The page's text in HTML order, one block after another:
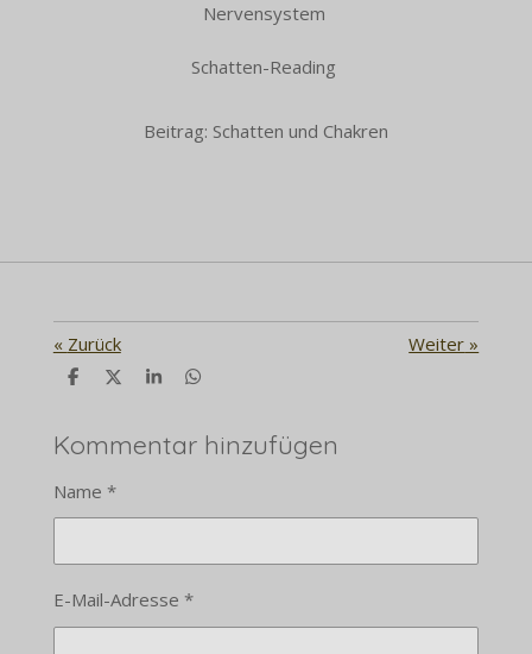
Nervensystem
Schatten-Reading
Beitrag: Schatten und Chakren
« Zurück Weiter »
T
l
e
T
l
e
T
l
e
T
l
Kommentar hinzufügen
Name *
E-Mail-Adresse *